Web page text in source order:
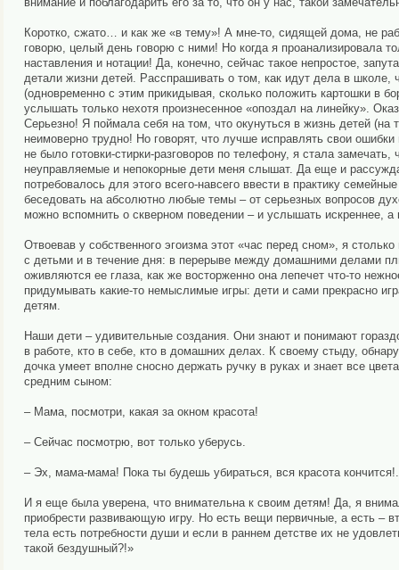
Коротко, сжато… и как же «в тему»! А мне-то, сидящей дома, не
говорю, целый день говорю с ними! Но когда я проанализировала
наставления и нотации! Да, конечно, сейчас такое непростое,
детали жизни детей. Расспрашивать о том, как идут дела в
(одновременно с этим прикидывая, сколько положить картошки в
услышать только нехотя произнесенное «опоздал на линейку».
Серьезно! Я поймала себя на том, что окунуться в жизнь детей
неимоверно трудно! Но говорят, что лучше исправлять свои
не было готовки-стирки-разговоров по телефону, я стала
неуправляемые и непокорные дети меня слышат. Да еще и
потребовалось для этого всего-навсего ввести в практику
беседовать на абсолютно любые темы – от серьезных вопросов
можно вспомнить о скверном поведении – и услышать искреннее,
Отвоевав у собственного эгоизма этот «час перед сном», я
с детьми и в течение дня: в перерыве между домашними делами
оживляются ее глаза, как же восторженно она лепечет что-то
придумывать какие-то немыслимые игры: дети и сами прекрасно
детям.
Наши дети – удивительные создания. Они знают и понимают
в работе, кто в себе, кто в домашних делах. К своему стыду,
дочка умеет вполне сносно держать ручку в руках и знает все
средним сыном:
– Мама, посмотри, какая за окном красота!
– Сейчас посмотрю, вот только уберусь.
– Эх, мама-мама! Пока ты будешь убираться, вся красота
И я еще была уверена, что внимательна к своим детям! Да, я
приобрести развивающую игру. Но есть вещи первичные, а есть –
тела есть потребности души и если в раннем детстве их не
такой бездушный?!»